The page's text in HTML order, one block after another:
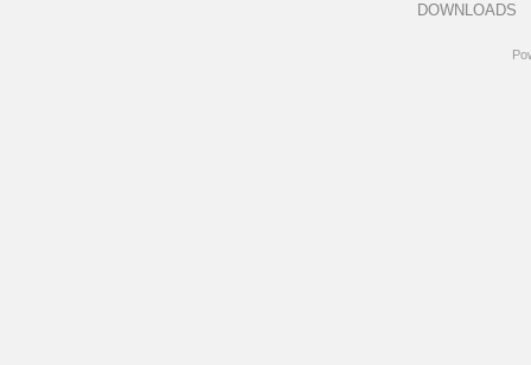
DOWNLOADS